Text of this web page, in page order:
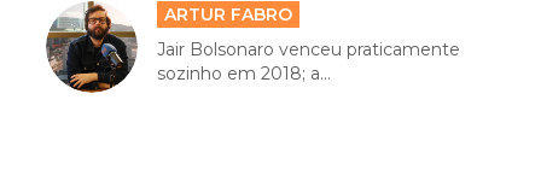
ARTUR FABRO
Jair Bolsonaro venceu praticamente
sozinho em 2018; a...